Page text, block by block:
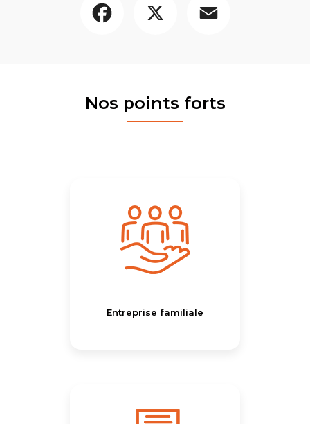
Nos points forts
Entreprise familiale